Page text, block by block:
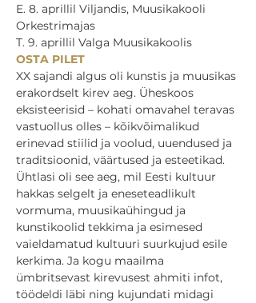
E. 8. aprillil Viljandis, Muusikakooli
Orkestrimajas
T. 9. aprillil Valga Muusikakoolis
OSTA PILET
XX sajandi algus oli kunstis ja muusikas
erakordselt kirev aeg. Üheskoos
eksisteerisid – kohati omavahel teravas
vastuollus olles – kõikvõimalikud
erinevad stiilid ja voolud, uuendused ja
traditsioonid, väärtused ja esteetikad.
Ühtlasi oli see aeg, mil Eesti kultuur
hakkas selgelt ja eneseteadlikult
vormuma, muusikaühingud ja
kunstikoolid tekkima ja esimesed
vaieldamatud kultuuri suurkujud esile
kerkima. Ja kogu maailma
ümbritsevast kirevusest ahmiti infot,
töödeldi läbi ning kujundati midagi